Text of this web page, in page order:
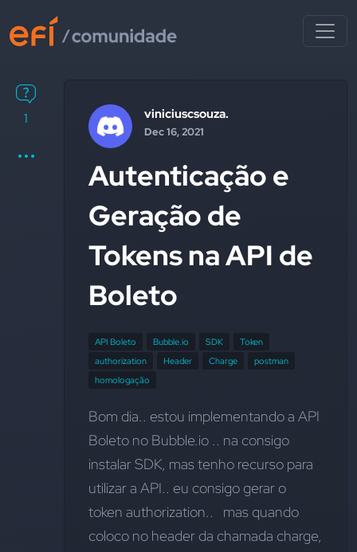
1 viniciuscsouza.
Dec 16, 2021
Autenticação e
Geração de
Tokens na API de
Boleto
API Boleto Bubble.io SDK
Token
authorization
Header Charge
postman
homologação
Bom dia.. estou implementando a API
Boleto no Bubble.io .. na consigo
instalar SDK, mas tenho recurso para
utilizar a API.. eu consigo gerar o
token authorization..   mas quando
coloco no header da chamada charge,